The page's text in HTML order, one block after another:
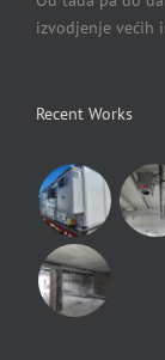
izvodjenje većih
Recent Works